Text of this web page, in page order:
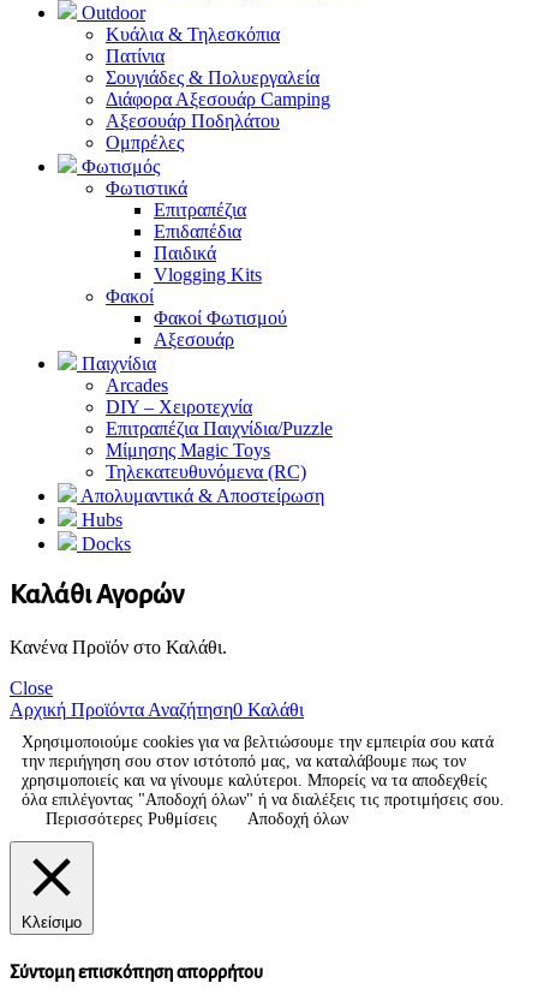
Outdoor
Κυάλια & Τηλεσκόπια
Πατίνια
Σουγιάδες & Πολυεργαλεία
Διάφορα Αξεσουάρ Camping
Αξεσουάρ Ποδηλάτου
Ομπρέλες
Φωτισμός
Φωτιστικά
Επιτραπέζια
Επιδαπέδια
Παιδικά
Vlogging Kits
Φακοί
Φακοί Φωτισμού
Αξεσουάρ
Παιχνίδια
Arcades
DIY – Χειροτεχνία
Επιτραπέζια Παιχνίδια/Puzzle
Μίμησης Magic Toys
Τηλεκατευθυνόμενα (RC)
Απολυμαντικά & Αποστείρωση
Hubs
Docks
Καλάθι Αγορών
Κανένα Προϊόν στο Καλάθι.
Close
Αρχική Προϊόντα Αναζήτηση0 Καλάθι
Χρησιμοποιούμε cookies για να βελτιώσουμε την εμπειρία σου κατά
την περιήγηση σου στον ιστότοπό μας, να καταλάβουμε πως τον
χρησιμοποιείς και να γίνουμε καλύτεροι. Μπορείς να τα αποδεχθείς
όλα επιλέγοντας "Αποδοχή όλων" ή να διαλέξεις τις προτιμήσεις σου.
Περισσότερες Ρυθμίσεις
Αποδοχή όλων
Κλείσιμο
Σύντομη επισκόπηση απορρήτου